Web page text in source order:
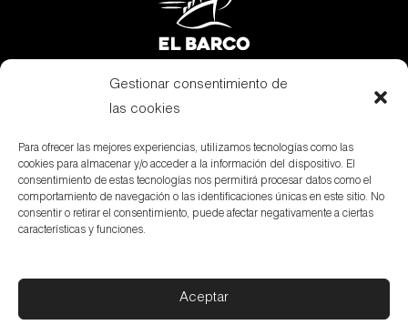
Gestionar consentimiento de
las cookies
Para ofrecer las mejores experiencias, utilizamos tecnologías como las
cookies para almacenar y/o acceder a la información del dispositivo. El
consentimiento de estas tecnologías nos permitirá procesar datos como el
comportamiento de navegación o las identificaciones únicas en este sitio. No
consentir o retirar el consentimiento, puede afectar negativamente a ciertas
características y funciones.
Aceptar
Subvenciones
Aviso Legal
Política de privacidad